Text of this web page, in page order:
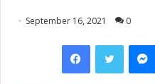
September 16, 2021 0
FacebookTwitter